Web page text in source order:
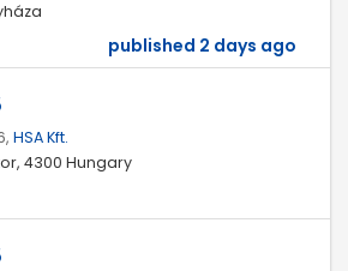
published 2 days ago
HSA Kft.
4300 Hungary